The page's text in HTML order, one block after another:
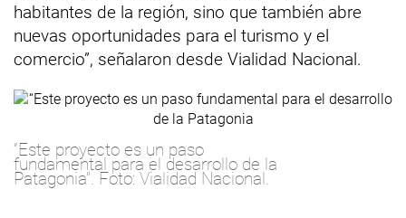
habitantes de la región, sino que también abre
nuevas oportunidades para el turismo y el
comercio”, señalaron desde Vialidad Nacional.
“Este proyecto es un paso
fundamental para el desarrollo de la
Patagonia". Foto: Vialidad Nacional.